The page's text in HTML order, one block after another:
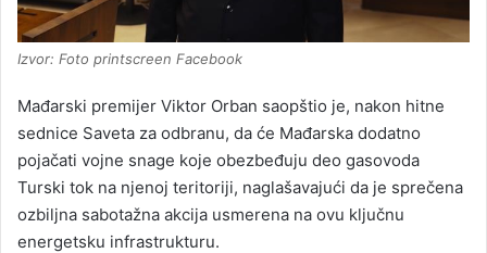
Izvor: Foto printscreen Facebook
Mađarski premijer Viktor Orban saopštio je, nakon hitne
sednice Saveta za odbranu, da će Mađarska dodatno
pojačati vojne snage koje obezbeđuju deo gasovoda
Turski tok na njenoj teritoriji, naglašavajući da je sprečena
ozbiljna sabotažna akcija usmerena na ovu ključnu
energetsku infrastrukturu.